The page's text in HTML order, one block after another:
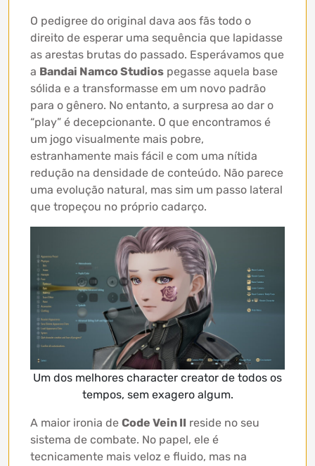
O pedigree do original dava aos fãs todo o
direito de esperar uma sequência que lapidasse
as arestas brutas do passado. Esperávamos que
a Bandai Namco Studios pegasse aquela base
sólida e a transformasse em um novo padrão
para o gênero. No entanto, a surpresa ao dar o
“play” é decepcionante. O que encontramos é
um jogo visualmente mais pobre,
estranhamente mais fácil e com uma nítida
redução na densidade de conteúdo. Não parece
uma evolução natural, mas sim um passo lateral
que tropeçou no próprio cadarço.
Um dos melhores character creator de todos os
tempos, sem exagero algum.
A maior ironia de Code Vein II reside no seu
sistema de combate. No papel, ele é
tecnicamente mais veloz e fluido, mas na